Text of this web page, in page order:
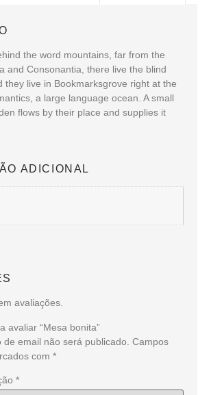
the word mountains, far from the
and Consonantia, there live the blind
they live in Bookmarksgrove right at the
a large language ocean. A small
flows by their place and supplies it
ADICIONAL
avaliações.
avaliar “Mesa bonita”
email não será publicado. Campos
com *
*